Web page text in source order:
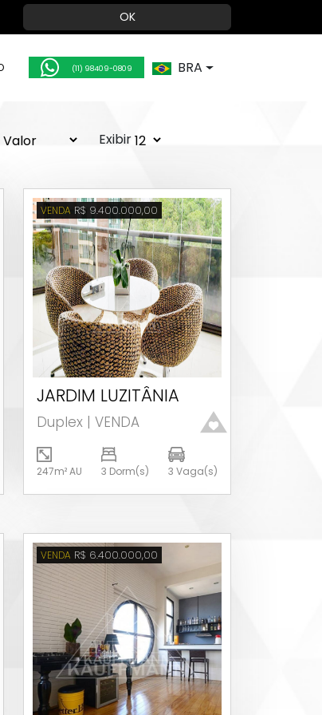
OK
(11) 98409-0809 BRA
Exibir
VENDA R$ 9.400.000,00
Ver detalhes
JARDIM LUZITÂNIA
Duplex | VENDA
247m² AU 3 Dorm(s) 3 Vaga(s)
VENDA R$ 6.400.000,00